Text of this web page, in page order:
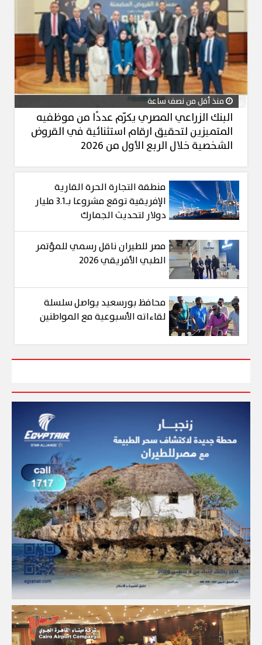
منذ أقل من نصف ساعة
البنك الزراعي المصري يكرّم عددًا من موظفيه
المتميزين لتحقيق ارقام استثنائية في القروض
الشخصية خلال الربع الأول من 2026
منطقة التجارة الحرة القارية
الإفريقية توقع مشروعا بـ3.1 مليار
دولار لتحديث الجمارك
مصر للطيران ناقل رسمي للمؤتمر
الطبي الأفريقي 2026
محافظ بورسعيد يواصل سلسلة
لقاءاته الأسبوعية مع المواطنين